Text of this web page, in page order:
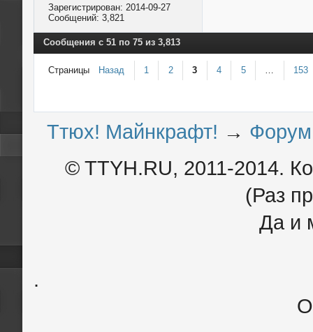
Зарегистрирован: 2014-09-27
Сообщений: 3,821
Сообщения с 51 по 75 из 3,813
Страницы Назад 1 2 3 4 5 153
Ттюх! Майнкрафт! → Форум
© TTYH.RU, 2011-2014.
(Раз
Да и
.